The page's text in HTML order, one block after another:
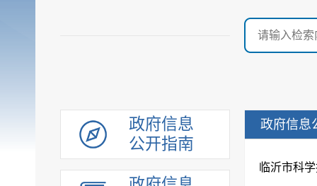
政府信息
公开指南
政府信息
临沂市科